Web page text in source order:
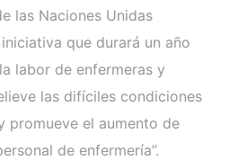
las Naciones Unidas
que durará un año
labor de enfermeras y
las difíciles condiciones
promueve el aumento de
de enfermería”.